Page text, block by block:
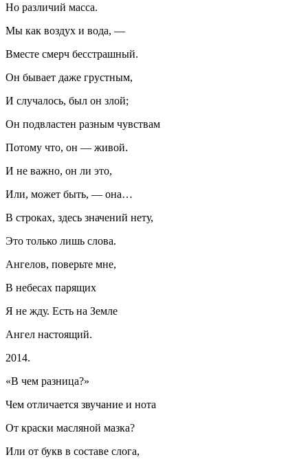
Но различий масса.
Мы как воздух и вода, —
Вместе смерч бесстрашный.
Он бывает даже грустным,
И случалось, был он злой;
Он подвластен разным чувствам
Потому что, он — живой.
И не важно, он ли это,
Или, может быть, — она…
В строках, здесь значений нету,
Это только лишь слова.
Ангелов, поверьте мне,
В небесах парящих
Я не жду. Есть на Земле
Ангел настоящий.
2014.
«В чем разница?»
Чем отличается звучание и нота
От краски масляной мазка?
Или от букв в составе слога,